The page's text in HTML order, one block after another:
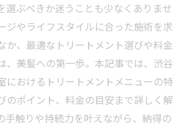
選ぶべきか迷うことも少なくありませ
ジやライフスタイルに合った施術を求
か、最適なトリートメント選びや料金
、美髪への第一歩。本記事では、渋谷
におけるトリートメントメニューの特
のポイント、料金の目安まで詳しく解
手触りや持続力を叶えながら、納得の